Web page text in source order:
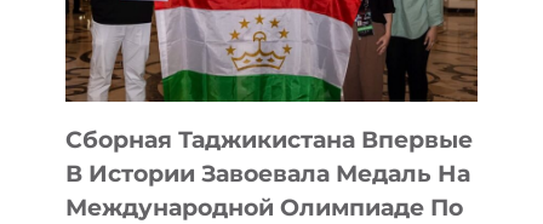
TENGRIDA:
CYBER
STEPPE
Сборная Таджикистана Впервые
В Истории Завоевала Медаль На
Международной Олимпиаде По